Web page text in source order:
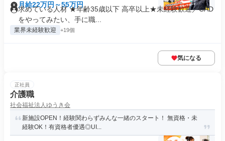
月給22万円～55万円
求めている人材 ★年齢35歳以下 高卒以上★未経験歓迎／CAD
をやってみたい、手に職...
業界未経験歓迎 +19個
気になる
正社員
介護職
社会福祉法人ゆうき会
新施設OPEN！経験関わらずみんな一緒のスタート！ 無資格・未
経験OK！有資格者優遇◎UI...